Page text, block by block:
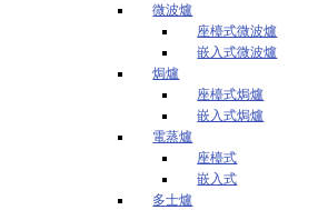
微波爐
座檯式微波爐
嵌入式微波爐
焗爐
座檯式焗爐
嵌入式焗爐
電蒸爐
座檯式
嵌入式
多士爐